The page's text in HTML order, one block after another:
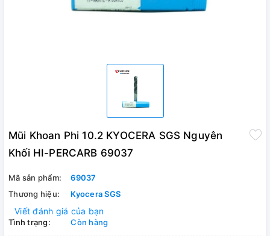
Mũi Khoan Phi 10.2 KYOCERA SGS Nguyên
Khối HI-PERCARB 69037
Mã sản phẩm:
69037
Thương hiệu:
Kyocera SGS
Viết đánh giá của bạn
Tình trạng: Còn hàng